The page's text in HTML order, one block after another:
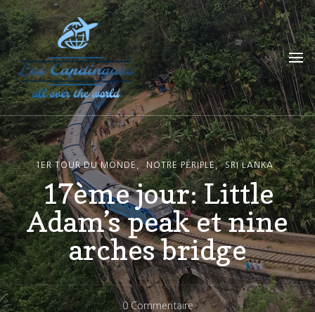
Les Capdingues
blog de voyage
1ER TOUR DU MONDE NOTRE PÉRIPLE SRI LANKA
17ème jour: Little
Adam’s peak et nine
arches bridge
0 CommentaireSur